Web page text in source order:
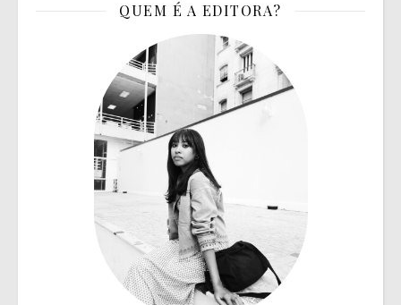
QUEM É A EDITORA?